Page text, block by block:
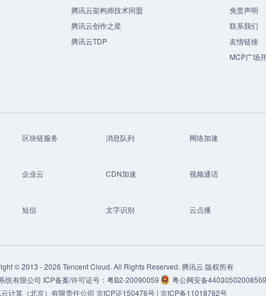
腾讯云架构师技术同盟
腾讯云创作之星
腾讯云TDP
免责声明
联系我们
友情链接
MCP广场
区块链服务 消息队列 网络加速
企业云 CDN加速 视频通话
短信 文字识别 云点播
© 2013 -2026 Tencent Cloud. All Rights Reserved. 腾讯云 版权所有
统有限公司 ICP备案/许可证号： 粤B2-20090059
粤公网安备
计算（北京）有限责任公司 京ICP证150476号 | 京ICP备11018762号